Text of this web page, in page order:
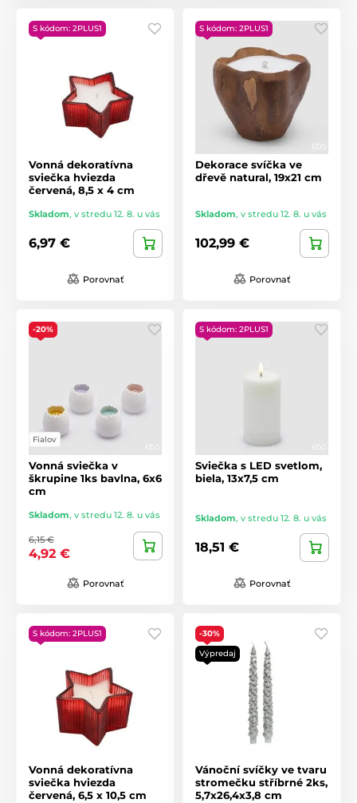
S kódom: 2PLUS1
Vonná dekoratívna
sviečka hviezda
červená, 8,5 x 4 cm
Skladom, v stredu 12. 8. u vás
6,97 €
Porovnať
S kódom: 2PLUS1
Dekorace svíčka ve
dřevě natural, 19x21 cm
Skladom, v stredu 12. 8. u vás
102,99 €
Porovnať
-20%
Fialov
Vonná sviečka v
škrupine 1ks bavlna, 6x6
cm
Skladom, v stredu 12. 8. u vás
6,15 €
4,92 €
Porovnať
S kódom: 2PLUS1
Sviečka s LED svetlom,
biela, 13x7,5 cm
Skladom, v stredu 12. 8. u vás
18,51 €
Porovnať
S kódom: 2PLUS1
Vonná dekoratívna
sviečka hviezda
červená, 6,5 x 10,5 cm
-30%
Výpredaj
Vánoční svíčky ve tvaru
stromečku stříbrné 2ks,
5,7x26,4x3,8 cm